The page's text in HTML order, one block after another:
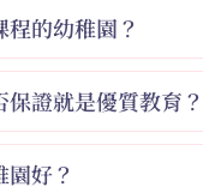
的幼稚園？
證就是優質教育？
好？